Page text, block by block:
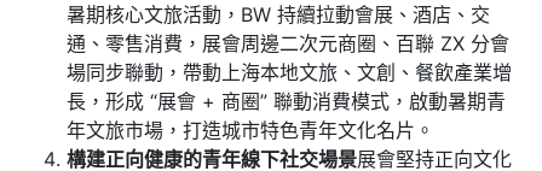
暑期核心文旅活動，BW 持續拉動會展、酒店、交
通、零售消費，展會周邊二次元商圈、百聯 ZX 分會
場同步聯動，帶動上海本地文旅、文創、餐飲產業增
長，形成 “展會 + 商圈” 聯動消費模式，啟動暑期青
年文旅市場，打造城市特色青年文化名片。
構建正向健康的青年線下社交場景展會堅持正向文化